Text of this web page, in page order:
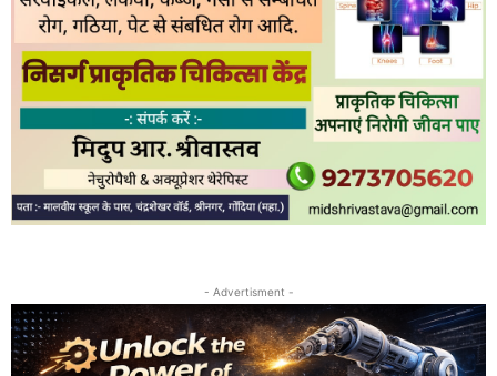
- Advertisment -